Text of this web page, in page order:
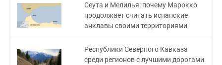
Сеута и Мелилья: почему Марокко
продолжает считать испанские
анклавы своими территориями
Республики Северного Кавказа
среди регионов с лучшими дорогами